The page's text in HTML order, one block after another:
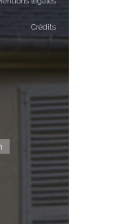
Crédits